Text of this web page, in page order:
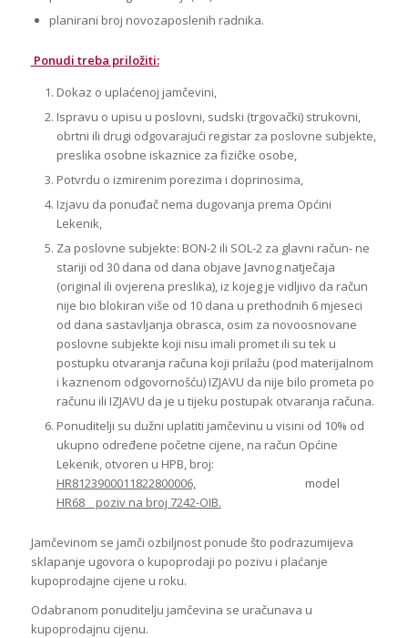
planirani broj novozaposlenih radnika.
Ponudi treba priložiti:
Dokaz o uplaćenoj jamčevini,
Ispravu o upisu u poslovni, sudski (trgovački) strukovni,
obrtni ili drugi odgovarajući registar za poslovne subjekte,
preslika osobne iskaznice za fizičke osobe,
Potvrdu o izmirenim porezima i doprinosima,
Izjavu da ponuđač nema dugovanja prema Općini
Lekenik,
Za poslovne subjekte: BON-2 ili SOL-2 za glavni račun- ne
stariji od 30 dana od dana objave Javnog natječaja
(original ili ovjerena preslika), iz kojeg je vidljivo da račun
nije bio blokiran više od 10 dana u prethodnih 6 mjeseci
od dana sastavljanja obrasca, osim za novoosnovane
poslovne subjekte koji nisu imali promet ili su tek u
postupku otvaranja računa koji prilažu (pod materijalnom
i kaznenom odgovornošću) IZJAVU da nije bilo prometa po
računu ili IZJAVU da je u tijeku postupak otvaranja računa.
Ponuditelji su dužni uplatiti jamčevinu u visini od 10% od
ukupno određene početne cijene, na račun Općine
Lekenik, otvoren u HPB, broj:
HR8123900011822800006,model
HR68 poziv na broj 7242-OIB.
Jamčevinom se jamči ozbiljnost ponude što podrazumijeva
sklapanje ugovora o kupoprodaji po pozivu i plaćanje
kupoprodajne cijene u roku.
Odabranom ponuditelju jamčevina se uračunava u
kupoprodajnu cijenu.